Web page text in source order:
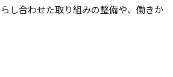
し合わせた取り組みの整備や、働きか